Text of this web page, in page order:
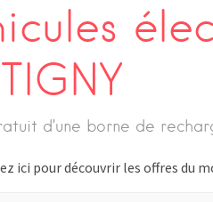
d’une borne de
ici pour découvrir les offres du